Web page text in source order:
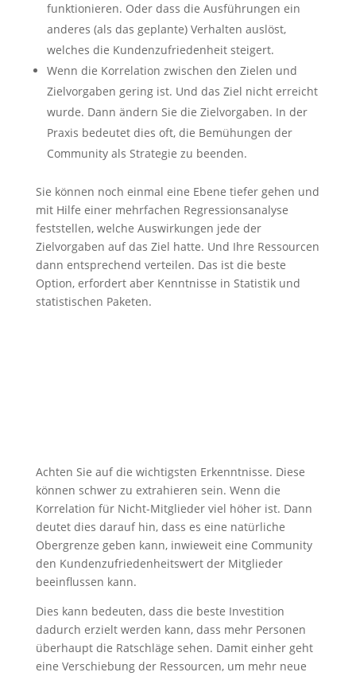
funktionieren. Oder dass die Ausführungen ein
anderes (als das geplante) Verhalten auslöst,
welches die Kundenzufriedenheit steigert.
Wenn die Korrelation zwischen den Zielen und
Zielvorgaben gering ist. Und das Ziel nicht erreicht
wurde. Dann ändern Sie die Zielvorgaben. In der
Praxis bedeutet dies oft, die Bemühungen der
Community als Strategie zu beenden.
Sie können noch einmal eine Ebene tiefer gehen und
mit Hilfe einer mehrfachen Regressionsanalyse
feststellen, welche Auswirkungen jede der
Zielvorgaben auf das Ziel hatte. Und Ihre Ressourcen
dann entsprechend verteilen. Das ist die beste
Option, erfordert aber Kenntnisse in Statistik und
statistischen Paketen.
Achten Sie auf die wichtigsten Erkenntnisse. Diese
können schwer zu extrahieren sein. Wenn die
Korrelation für Nicht-Mitglieder viel höher ist. Dann
deutet dies darauf hin, dass es eine natürliche
Obergrenze geben kann, inwieweit eine Community
den Kundenzufriedenheitswert der Mitglieder
beeinflussen kann.
Dies kann bedeuten, dass die beste Investition
dadurch erzielt werden kann, dass mehr Personen
überhaupt die Ratschläge sehen. Damit einher geht
eine Verschiebung der Ressourcen, um mehr neue